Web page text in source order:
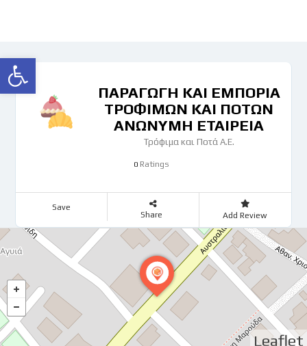
Ανοίξτε τη γραμμή εργαλείων
ΠΑΡΑΓΩΓΗ ΚΑΙ ΕΜΠΟΡΙΑ
ΤΡΟΦΙΜΩΝ ΚΑΙ ΠΟΤΩΝ
ΑΝΩΝΥΜΗ ΕΤΑΙΡΕΙΑ
Τρόφιμα και Ποτά Α.Ε.
0 Ratings
Save
Share Add Review
Leaflet